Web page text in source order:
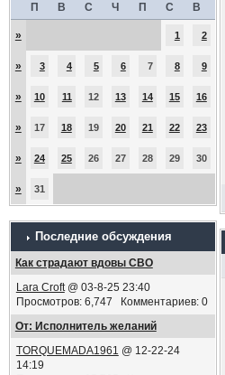
П В С Ч П С В
» 1 2
» 3 4 5 6 7 8 9
» 10 11 12 13 14 15 16
» 17 18 19 20 21 22 23
» 24 25 26 27 28 29 30
» 31
Последние обсуждения
Как страдают вдовы СВО
Lara Croft@ 03-8-25 23:40
Просмотров: 6,747 Комментариев: 0
От: Исполнитель желаний
TORQUEMADA1961 @ 12-22-24
14:19